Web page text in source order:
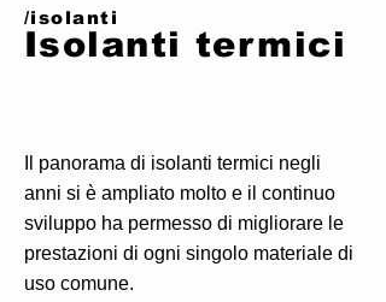
/isolanti
Isolanti termici
Il panorama di isolanti termici negli
anni si è ampliato molto e il continuo
sviluppo ha permesso di migliorare le
prestazioni di ogni singolo materiale di
uso comune.